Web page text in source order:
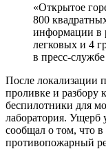
«Открытое
800
информации в
легковых и 4
в пресс-
После локализации
проливке и разбору
беспилотники для
лаборатория. Ущерб
сообщал о том, что в
противопожарный